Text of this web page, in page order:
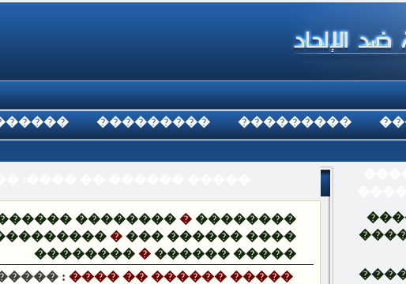
��������� ���������
��������� ��������
� ��� ������ ����
��������� ������ �����
: ���� �� ������ �����